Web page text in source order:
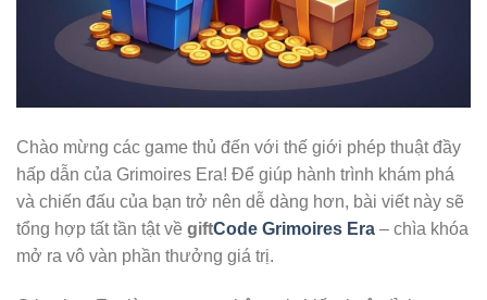
Chào mừng các game thủ đến với thế giới phép thuật đầy
hấp dẫn của Grimoires Era! Để giúp hành trình khám phá
và chiến đấu của bạn trở nên dễ dàng hơn, bài viết này sẽ
tổng hợp tất tần tật về giftCode Grimoires Era – chìa khóa
mở ra vô vàn phần thưởng giá trị.